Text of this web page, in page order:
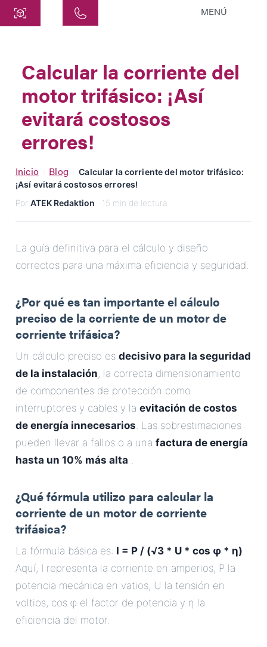
Siemensstraße 47
25462 Rellingen
info@atek.de
+49 4101 7953-0
Abrir Chat
Nombre de la Empresa
Dirección
Mensaje
Enviar Mensaje
MENÚ
Calcular la corriente del
motor trifásico: ¡Así
evitará costosos
errores!
Inicio Blog
Calcular la corriente del motor trifásico:
¡Así evitará costosos errores!
Por ATEK Redaktion · 15 min de lectura
La guía definitiva para el cálculo y diseño
correctos para una máxima eficiencia y seguridad.
¿Por qué es tan importante el cálculo
preciso de la corriente de un motor de
corriente trifásica?
Un cálculo preciso es decisivo para la seguridad
de la instalación, la correcta dimensionamiento
de componentes de protección como
interruptores y cables y la evitación de costos
de energía innecesarios. Las sobrestimaciones
pueden llevar a fallos o a una factura de energía
hasta un 10% más alta .
¿Qué fórmula utilizo para calcular la
corriente de un motor de corriente
trifásica?
La fórmula básica es: I = P / (√3 * U * cos φ * η).
Aquí, I representa la corriente en amperios, P la
potencia mecánica en vatios, U la tensión en
voltios, cos φ el factor de potencia y η la
eficiencia del motor.